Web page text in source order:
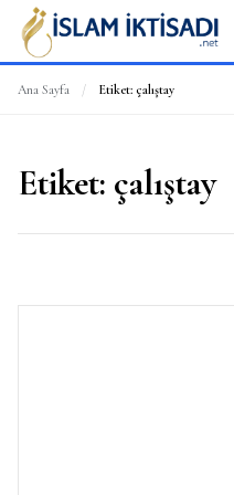
Ana Sayfa / Etiket: çalıştay
Etiket: çalıştay